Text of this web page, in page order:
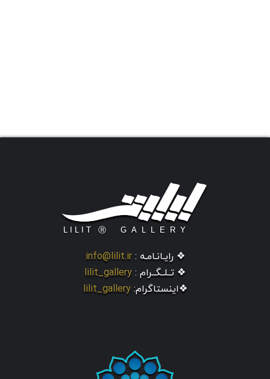
❖ رایـانـامـه : info@lilit.ir
❖ تــلــگــرام : lilit_gallery
❖اینستاگرام: lilit_gallery